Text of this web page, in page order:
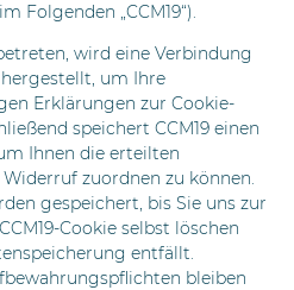
Folgenden „CCM19“).
wird eine Verbindung
hergestellt, um Ihre
Erklärungen zur Cookie-
speichert CCM19 einen
Ihnen die erteilten
zuordnen zu können.
gespeichert, bis Sie uns zur
Cookie selbst löschen
entfällt.
bleiben